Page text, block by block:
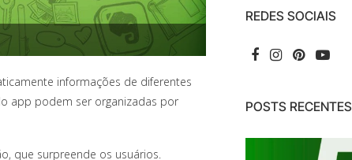
informações de diferentes
app podem ser organizadas por
que surpreende os usuários.
REDES SOCIAIS
POSTS RECENTES